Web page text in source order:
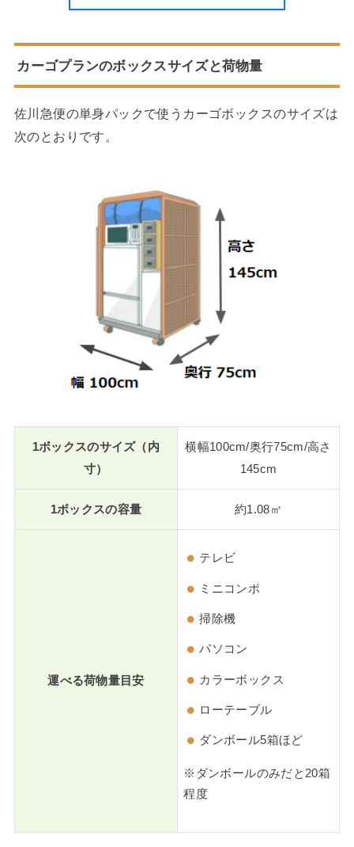
カーゴプランのボックスサイズと荷物量
佐川急便の単身パックで使うカーゴボックスのサイズは
次のとおりです。
1ボックスのサイズ（内
寸）
横幅100cm/奥行75cm/高さ
145cm
1ボックスの容量 約1.08㎥
運べる荷物量目安
テレビ
ミニコンポ
掃除機
パソコン
カラーボックス
ローテーブル
ダンボール5箱ほど
※ダンボールのみだと20箱
程度